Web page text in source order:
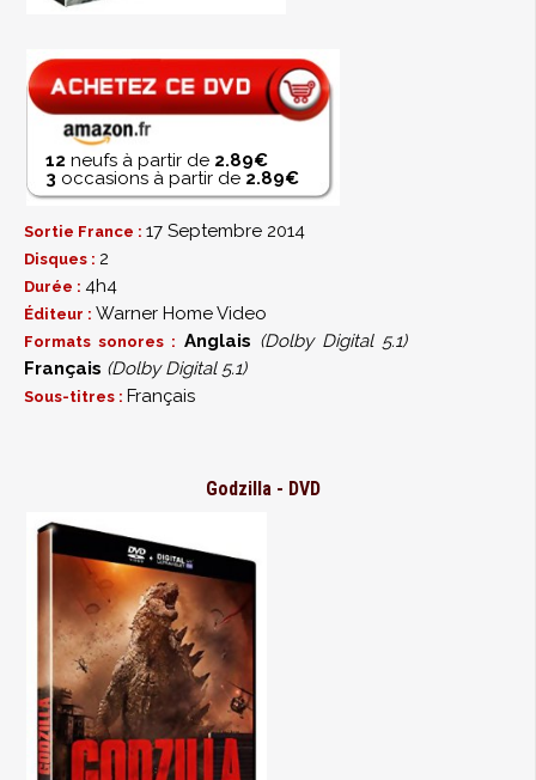
12 neufs à partir de 2.89€
3 occasions à partir de 2.89€
Sortie France : 17 Septembre 2014
Disques : 2
Durée : 4h4
Éditeur : Warner Home Video
Formats sonores : Anglais (Dolby Digital 5.1)
Français (Dolby Digital 5.1)
Sous-titres : Français
Godzilla - DVD